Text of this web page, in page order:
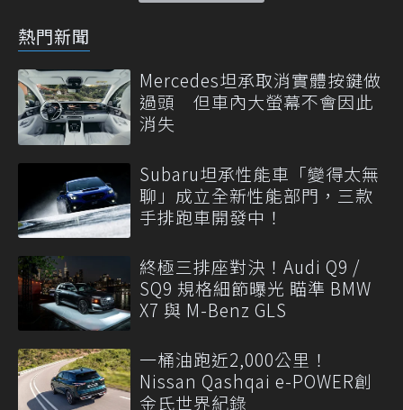
熱門新聞
Mercedes坦承取消實體按鍵做
過頭 但車內大螢幕不會因此
消失
Subaru坦承性能車「變得太無
聊」成立全新性能部門，三款
手排跑車開發中！
終極三排座對決！Audi Q9 /
SQ9 規格細節曝光 瞄準 BMW
X7 與 M-Benz GLS
一桶油跑近2,000公里！
Nissan Qashqai e-POWER創
金氏世界紀錄